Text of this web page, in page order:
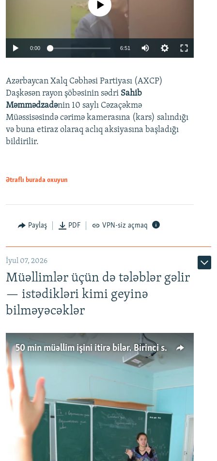
Auto 240p 360p
720p 1080p
No media source currently available
0:00 6:51
360p
720p
1080p
Azərbaycan Xalq Cəbhəsi Partiyası (AXCP)
Daşkəsən rayon şöbəsinin sədri Sahib
Məmmədzadənin 10 saylı Cəzaçəkmə
Müəssisəsində cərimə kamerasına (kars) salındığı
və buna etiraz olaraq aclıq aksiyasına başladığı
bildirilir.
Ətraflı burada oxuyun
Paylaş PDF VPN-siz açmaq
İyul 07, 2026
Müəllimlər üçün də tələblər gəlir
— istədikləri kimi geyinə
bilməyəcəklər
50 min müəllim işini itirə bilər. Birinci sinfə gedənlər azalır